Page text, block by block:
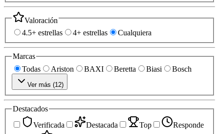
Valoración
4.5+ estrellas
4+ estrellas Cualquiera
Marcas
Todas
Ariston BAXI Beretta Biasi Bosch
Ver más (12)
Destacados
Verificada
Destacada Top
Responde